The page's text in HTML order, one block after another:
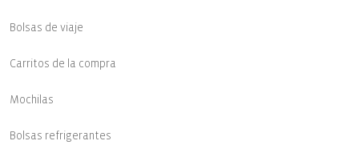
Bolsas de viaje
Carritos de la compra
Mochilas
Bolsas refrigerantes